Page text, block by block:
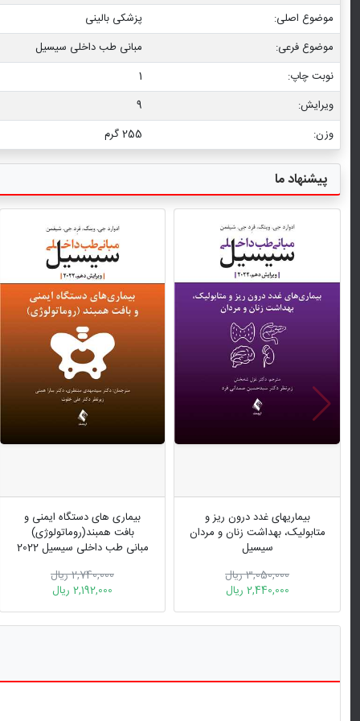
موضوع اصلی:
پزشکی بالینی
موضوع فرعی:
مبانی طب داخلی سیسیل
نوبت چاپ:
1
ویرایش:
9
وزن:
255 گرم
پیشنهاد ما
بیماریهای غدد درون ریز و
متابولیک، بهداشت زنان و مردان
سیسیل
ویرایش دهم
3,050,000 ریال
2,440,000 ریال
بیماری های دستگاه ایمنی و
بافت همبند(روماتولوژی)
مبانی طب داخلی سیسیل 2022
2,740,000 ریال
2,192,000 ریال